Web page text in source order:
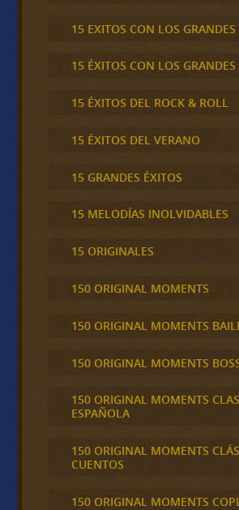
15 EXITOS CON LOS GRANDES
15 ÉXITOS CON LOS GRANDES
15 ÉXITOS DEL ROCK & ROLL
15 ÉXITOS DEL VERANO
15 GRANDES ÉXITOS
15 MELODÍAS INOLVIDABLES
15 ORIGINALES
150 ORIGINAL MOMENTS
150 ORIGINAL MOMENTS
150 ORIGINAL MOMENTS
150 ORIGINAL MOMENTS
ESPAÑOLA
150 ORIGINAL MOMENTS
CUENTOS
150 ORIGINAL MOMENTS